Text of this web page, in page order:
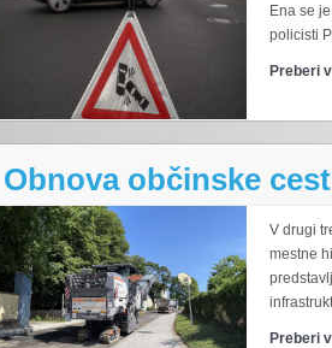
Ena se
policisti
Preberi
Obnova občinske
V drugi
mestne
Preberi